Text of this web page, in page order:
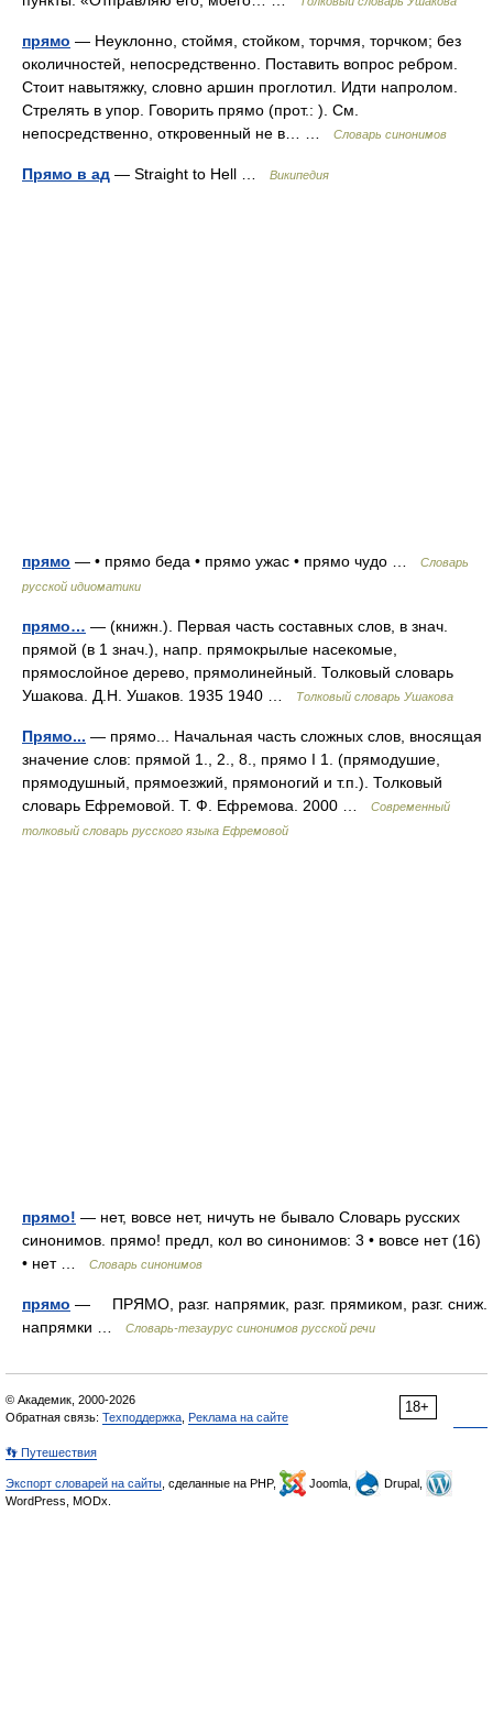
прямо — Неуклонно, стоймя, стойком, торчмя, торчком; без
околичностей, непосредственно. Поставить вопрос ребром.
Стоит навытяжку, словно аршин проглотил. Идти напролом.
Стрелять в упор. Говорить прямо (прот.: ). См.
непосредственно, откровенный не в… …
Словарь синонимов
Прямо в ад — Straight to Hell … Википедия
прямо — • прямо беда • прямо ужас • прямо чудо …
Словарь
русской идиоматики
прямо… — (книжн.). Первая часть составных слов, в знач.
прямой (в 1 знач.), напр. прямокрылые насекомые,
прямослойное дерево, прямолинейный. Толковый словарь
Ушакова. Д.Н. Ушаков. 1935 1940 …
Толковый словарь Ушакова
Прямо... — прямо... Начальная часть сложных слов, вносящая
значение слов: прямой 1., 2., 8., прямо I 1. (прямодушие,
прямодушный, прямоезжий, прямоногий и т.п.). Толковый
словарь Ефремовой. Т. Ф. Ефремова. 2000 …
Современный
толковый словарь русского языка Ефремовой
прямо! — нет, вовсе нет, ничуть не бывало Словарь русских
синонимов. прямо! предл, кол во синонимов: 3 • вовсе нет (16)
• нет …
Словарь синонимов
прямо — ПРЯМО, разг. напрямик, разг. прямиком, разг. сниж.
напрямки …
Словарь-тезаурус синонимов русской речи
18+
© Академик, 2000-2026
Обратная связь: Техподдержка Реклама на сайте
👣 Путешествия
Экспорт словарей на сайты , сделанные на PHP, Joomla,
Drupal,
WordPress, MODx.